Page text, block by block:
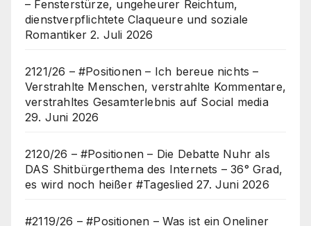
– Fensterstürze, ungeheurer Reichtum,
dienstverpflichtete Claqueure und soziale
Romantiker 2. Juli 2026
2121/26 – #Positionen – Ich bereue nichts –
Verstrahlte Menschen, verstrahlte Kommentare,
verstrahltes Gesamterlebnis auf Social media
29. Juni 2026
2120/26 – #Positionen – Die Debatte Nuhr als
DAS Shitbürgerthema des Internets – 36° Grad,
es wird noch heißer #Tageslied 27. Juni 2026
#2119/26 – #Positionen – Was ist ein Oneliner